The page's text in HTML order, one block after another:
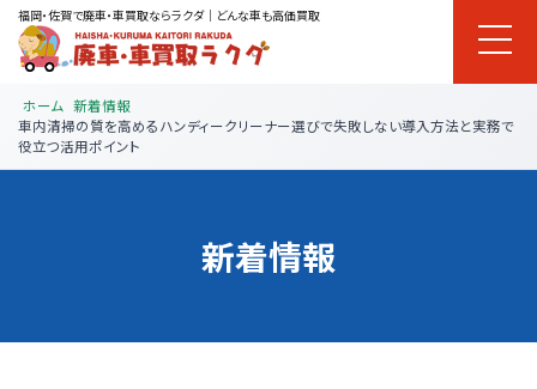
福岡・佐賀で廃車・車買取ならラクダ｜どんな車も高価買取
ホーム 新着情報
車内清掃の質を高めるハンディークリーナー選びで失敗しない導入方法と実務で
役立つ活用ポイント
新着情報